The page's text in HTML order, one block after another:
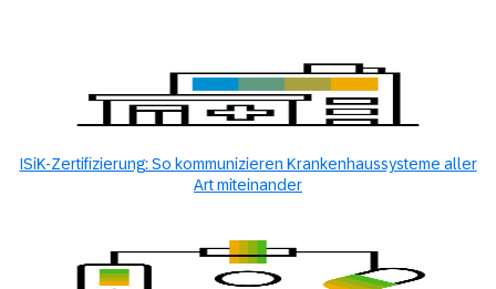
ISiK-Zertifizierung: So kommunizieren Krankenhaussysteme aller
Art miteinander